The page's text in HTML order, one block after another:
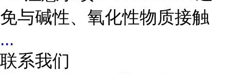
免与碱性、氧化性物质接触
...
联系我们